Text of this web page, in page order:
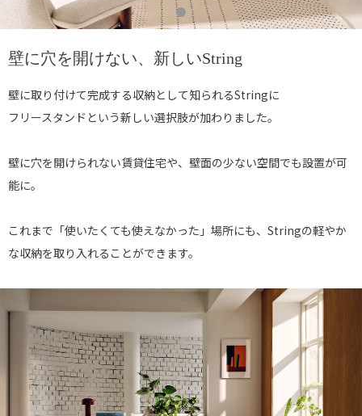
壁に穴を開けない、新しいString
壁に取り付けて完成する収納として知られるStringに
フリースタンドという新しい選択肢が加わりました。
壁に穴を開けられない賃貸住宅や、壁面の少ない空間でも設置が可
能に。
これまで「使いたくても使えなかった」場所にも、Stringの軽やか
な収納を取り入れることができます。